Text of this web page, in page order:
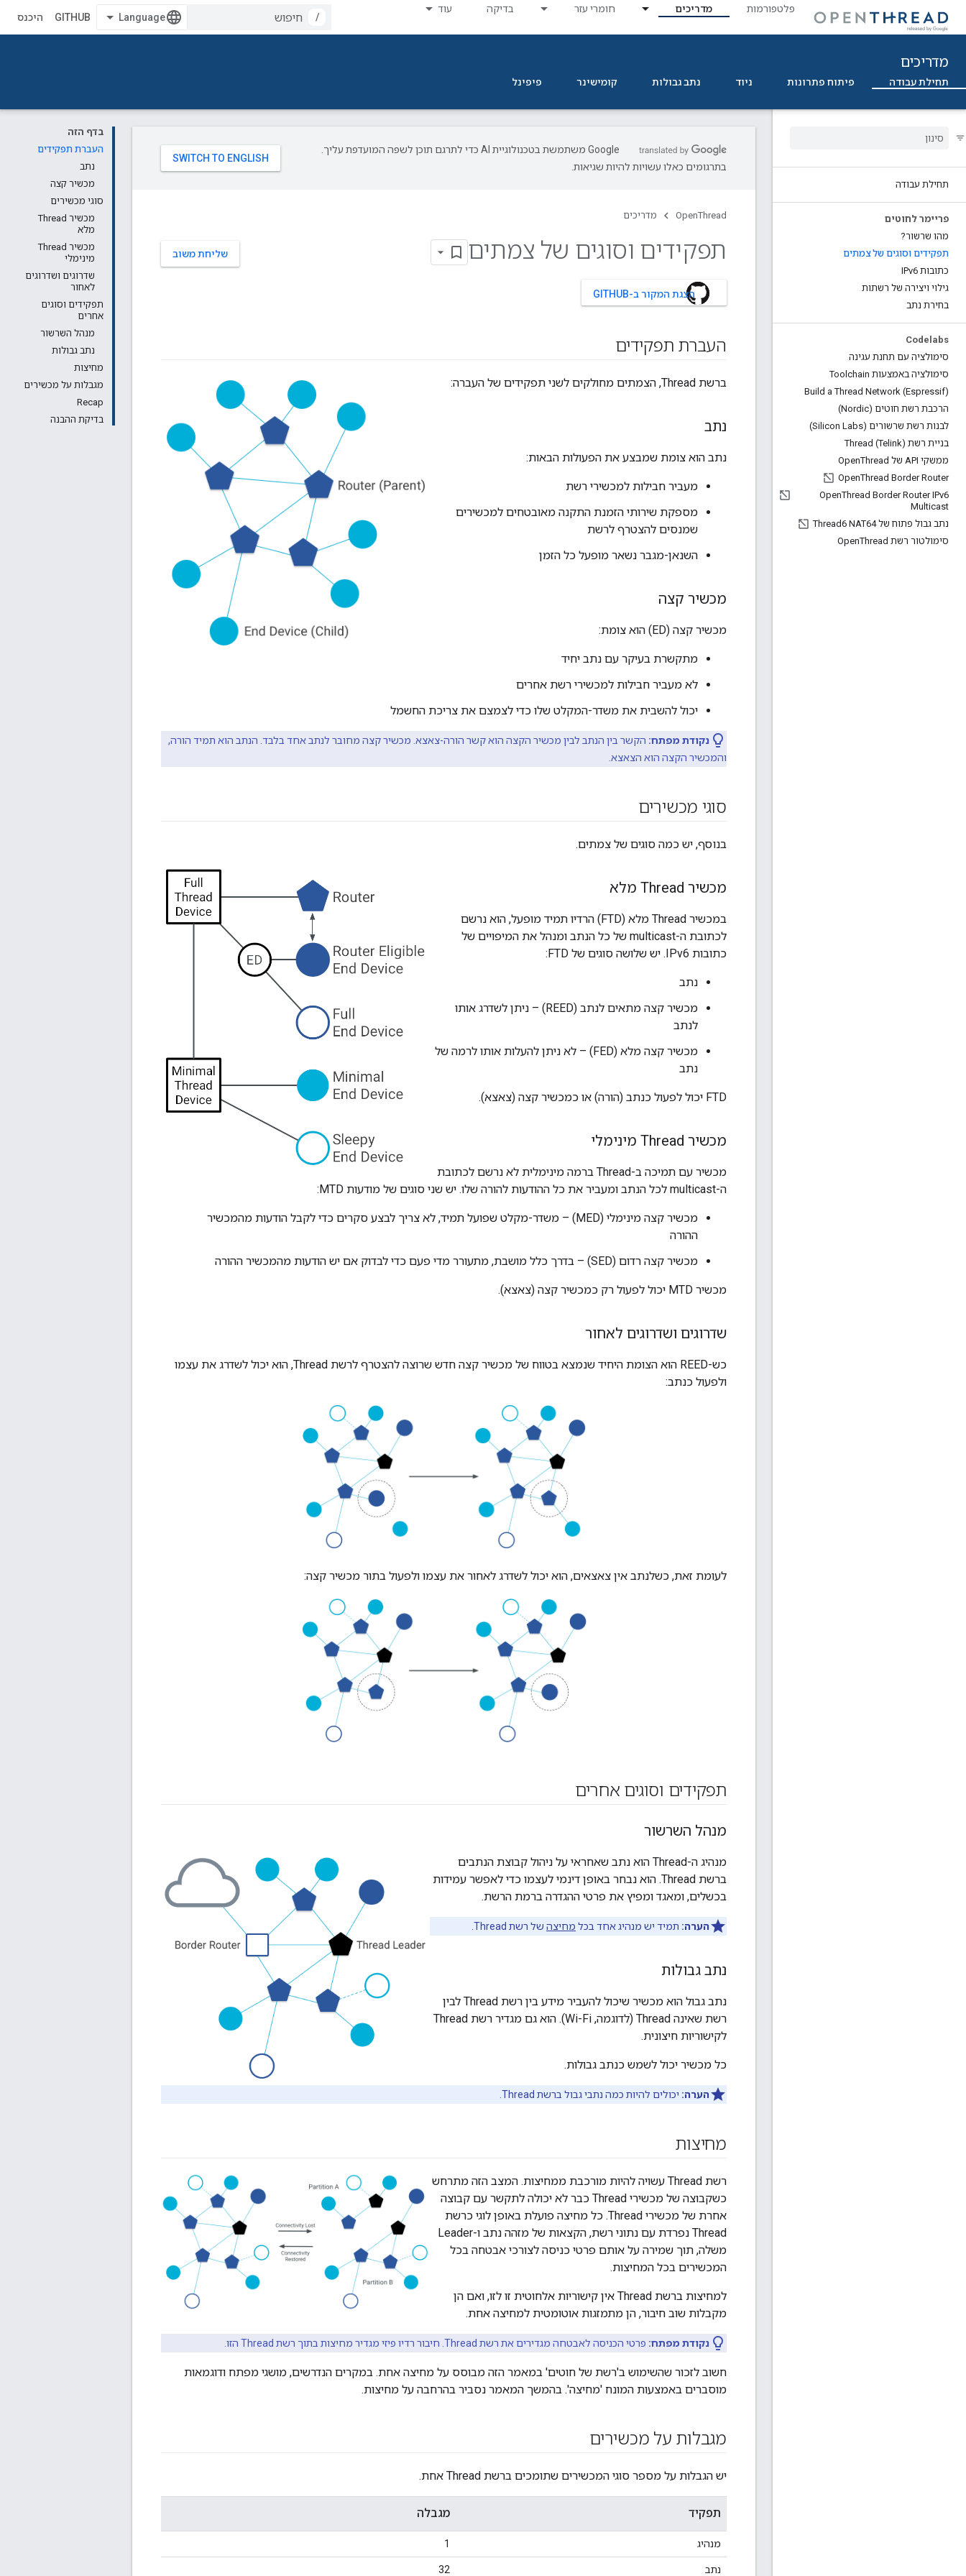
פלטפורמות מדריכים חומרי עזר בדיקה עוד
/
GITHUB היכנס
מדריכים
תחילת עבודה פיתוח פתרונות ניוד נתב גבולות קומישינר פיפינל
תחילת עבודה
פריימר לחוטים
מהו שרשור?
תפקידים וסוגים של צמתים
כתובות IPv6
גילוי ויצירה של רשתות
בחירת נתב
Codelabs
סימולציה עם תחנת עגינה
סימולציה באמצעות Toolchain
Build a Thread Network (Espressif)
הרכבת רשת חוטים (Nordic)
לבנות רשת שרשורים (Silicon Labs)
בניית רשת Thread (Telink)
ממשקי API של Open
Thread
OpenThread Border Router
OpenThread Border Router IPv6
Multicast
נתב גבול פתוח של Thread6 NAT64
סימולטור רשת Open Thread
בדף הזה
העברת תפקידים
נתב
מכשיר קצה
סוגי מכשירים
מכשיר Thread
מלא
מכשיר Thread
מינימלי
שדרוגים ושדרוגים
לאחור
תפקידים וסוגים
אחרים
מנהל השרשור
נתב גבולות
מחיצות
מגבלות על מכשירים
Recap
בדיקת ההבנה
‫Google משתמשת בטכנולוגיית AI כדי לתרגם תוכן לשפה המועדפת עליך.
בתרגומים כאלו עשויות להיות שגיאות.
OpenThread מדריכים
שליחת משוב תפקידים וסוגים של צמתים
הצגת המקור ב-GITHUB
העברת תפקידים
ברשת Thread, הצמתים מחולקים לשני תפקידים של העברה:
נתב
נתב הוא צומת שמבצע את הפעולות הבאות:
מעביר חבילות למכשירי רשת
מספקת שירותי הזמנת התקנה מאובטחים למכשירים
שמנסים להצטרף לרשת
השנאן-מגבר נשאר מופעל כל הזמן
מכשיר קצה
מכשיר קצה (ED) הוא צומת:
מתקשרת בעיקר עם נתב יחיד
לא מעביר חבילות למכשירי רשת אחרים
יכול להשבית את משדר-המקלט שלו כדי לצמצם את צריכת החשמל
נקודת מפתח: הקשר בין הנתב לבין מכשיר הקצה הוא קשר הורה-צאצא. מכשיר קצה מחובר לנתב אחד בלבד. הנתב הוא תמיד הורה,
והמכשיר הקצה הוא הצאצא.
סוגי מכשירים
בנוסף, יש כמה סוגים של צמתים.
מכשיר Thread מלא
במכשיר Thread מלא (FTD) הרדיו תמיד מופעל, הוא נרשם
לכתובת ה-multicast של כל הנתב ומנהל את המיפויים של
כתובות IPv6. יש שלושה סוגים של FTD:
נתב
מכשיר קצה מתאים לנתב (REED) – ניתן לשדרג אותו
לנתב
מכשיר קצה מלא (FED) – לא ניתן להעלות אותו לרמה של
נתב
FTD יכול לפעול כנתב (הורה) או כמכשיר קצה (צאצא).
מכשיר Thread מינימלי
מכשיר עם תמיכה ב-Thread ברמה מינימלית לא נרשם לכתובת
ה-multicast לכל הנתב ומעביר את כל ההודעות להורה שלו. יש שני סוגים של מודעות MTD:
מכשיר קצה מינימלי (MED) – משדר-מקלט שפועל תמיד, לא צריך לבצע סקרים כדי לקבל הודעות מהמכשיר
ההורה
מכשיר קצה רדום (SED) – בדרך כלל מושבת, מתעורר מדי פעם כדי לבדוק אם יש הודעות מהמכשיר ההורה
מכשיר MTD יכול לפעול רק כמכשיר קצה (צאצא).
שדרוגים ושדרוגים לאחור
כש-REED הוא הצומת היחיד שנמצא בטווח של מכשיר קצה חדש שרוצה להצטרף לרשת Thread, הוא יכול לשדרג את עצמו
ולפעול כנתב:
לעומת זאת, כשלנתב אין צאצאים, הוא יכול לשדרג לאחור את עצמו ולפעול בתור מכשיר קצה:
תפקידים וסוגים אחרים
מנהל השרשור
מנהיג ה-Thread הוא נתב שאחראי על ניהול קבוצת הנתבים
ברשת Thread. הוא נבחר באופן דינמי לעצמו כדי לאפשר עמידות
בכשלים, ומאגד ומפיץ את פרטי ההגדרה ברמת הרשת.
הערה: תמיד יש מנהיג אחד בכל מחיצה של רשת Thread.
נתב גבולות
נתב גבול הוא מכשיר שיכול להעביר מידע בין רשת Thread לבין
רשת שאינה Thread (לדוגמה, Wi-Fi). הוא גם מגדיר רשת Thread
לקישוריות חיצונית.
כל מכשיר יכול לשמש כנתב גבולות.
הערה: יכולים להיות כמה נתבי גבול ברשת Thread.
מחיצות
רשת Thread עשויה להיות מורכבת ממחיצות. המצב הזה מתרחש
כשקבוצה של מכשירי Thread כבר לא יכולה לתקשר עם קבוצה
אחרת של מכשירי Thread. כל מחיצה פועלת באופן לוגי כרשת
Thread נפרדת עם נתוני רשת, הקצאות של מזהה נתב ו-Leader
משלה, תוך שמירה על אותם פרטי כניסה לצורכי אבטחה בכל
המכשירים בכל המחיצות.
למחיצות ברשת Thread אין קישוריות אלחוטית זו לזו, ואם הן
מקבלות שוב חיבור, הן מתמזגות אוטומטית למחיצה אחת.
נקודת מפתח: פרטי הכניסה לאבטחה מגדירים את רשת Thread. חיבור רדיו פיזי מגדיר מחיצות בתוך רשת Thread הזו.
חשוב לזכור שהשימוש ב'רשת של חוטים' במאמר הזה מבוסס על מחיצה אחת. במקרים הנדרשים, מושגי מפתח ודוגמאות
מוסברים באמצעות המונח 'מחיצה'. בהמשך המאמר נסביר בהרחבה על מחיצות.
מגבלות על מכשירים
יש הגבלות על מספר סוגי המכשירים שתומכים ברשת Thread אחת.
תפקיד מגבלה
מנהיג 1
נתב 32